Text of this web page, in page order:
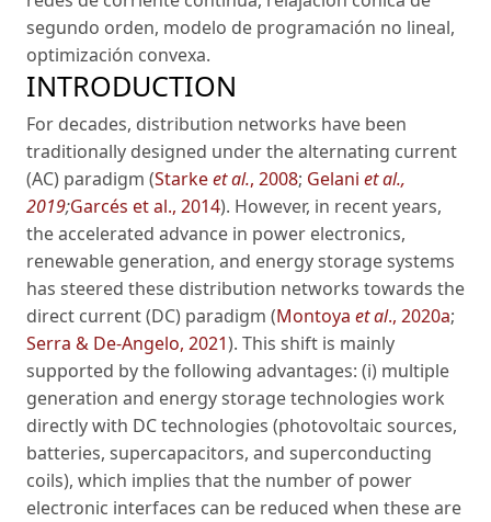
segundo orden, modelo de programación no lineal,
optimización convexa.
INTRODUCTION
For decades, distribution networks have been
traditionally designed under the alternating current
(AC) paradigm (Starkeet al., 2008; Gelani et al.,
2019;Garcés et al., 2014). However, in recent years,
the accelerated advance in power electronics,
renewable generation, and energy storage systems
has steered these distribution networks towards the
direct current (DC) paradigm (Montoya et al., 2020a;
Serra & De-Angelo, 2021). This shift is mainly
supported by the following advantages: (i) multiple
generation and energy storage technologies work
directly with DC technologies (photovoltaic sources,
batteries, supercapacitors, and superconducting
coils), which implies that the number of power
electronic interfaces can be reduced when these are